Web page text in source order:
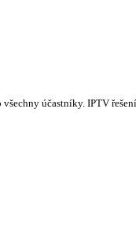
účastníky. IPTV